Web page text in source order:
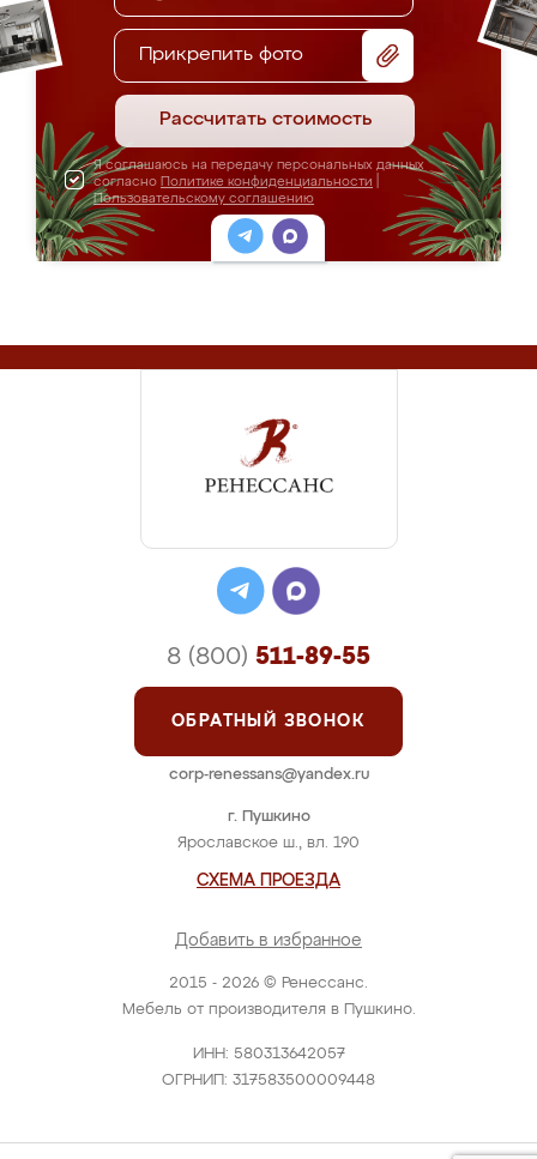
Прикрепить фото
Рассчитать стоимость
Я соглашаюсь на передачу персональных данных
согласно Политике конфиденциальности
Пользовательскому соглашению
2015 - 2026 © Ренессанс.
Мебель от производителя в Пушкино.
ИНН: 580313642057
ОГРНИП: 317583500009448
г. Пушкино
Ярославское ш., вл. 190
СХЕМА ПРОЕЗДА
Добавить в избранное
8 (800) 511-89-55
ОБРАТНЫЙ ЗВОНОК
corp-renessans@yandex.ru